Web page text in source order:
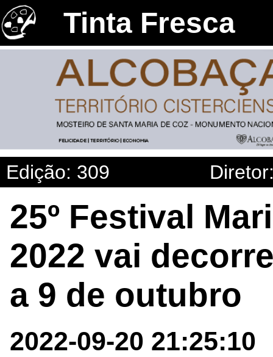
Tinta Fresca
Edição: 309
25º Festival
2022 vai
a 9 de outubro
2022-09-20 21:25:10